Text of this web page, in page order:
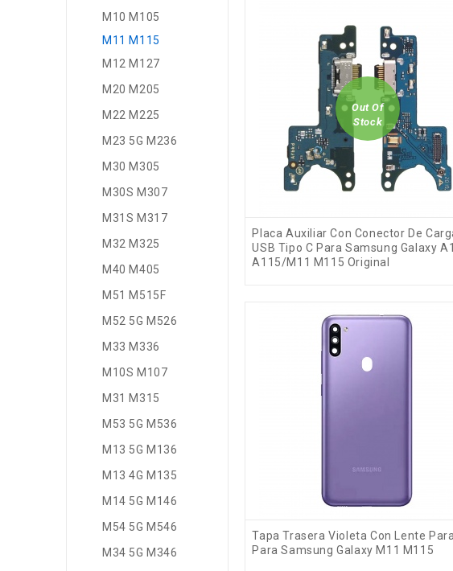
M10 M105
M11 M115
M12 M127
M20 M205
M22 M225
M23 5G M236
M30 M305
M30S M307
M31S M317
M32 M325
M40 M405
M51 M515F
M52 5G M526
M33 M336
M10S M107
M31 M315
M53 5G M536
M13 5G M136
M13 4G M135
M14 5G M146
M54 5G M546
M34 5G M346
Out Of
Stock
Placa Auxiliar Con Conector De
USB Tipo C Para Samsung Galaxy
A115/M11 M115 Original
Tapa Trasera Violeta Con Lente Para
Para Samsung Galaxy M11 M115